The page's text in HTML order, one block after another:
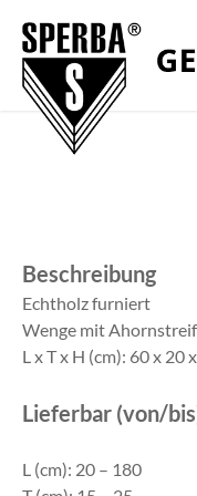
Zum Menü springen
Zur Funktionsleiste
Zum Inhalt springen
Beschreibung
Echtholz furniert
Wenge mit
L x T x H (cm): 60 x 20
Lieferbar (von/
L (cm): 20 – 180